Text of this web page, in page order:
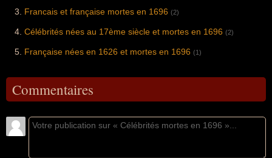
Francais et française mortes en 1696 (2)
Célébrités nées au 17ème siècle et mortes en 1696 (2)
Française nées en 1626 et mortes en 1696 (1)
Commentaires